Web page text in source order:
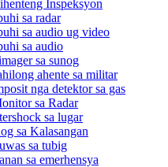
Inspeksyon
sa radar
sa audio ug video
sa audio
sa sunog
ahente sa militar
nga detektor sa gas
sa Radar
sa lugar
sa Kalasangan
sa tubig
sa emerhensya